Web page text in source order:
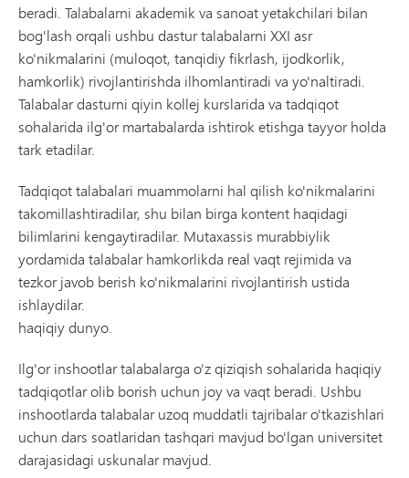
beradi. Talabalarni akademik va sanoat yetakchilari bilan
bog'lash orqali ushbu dastur talabalarni XXI asr
ko'nikmalarini (muloqot, tanqidiy fikrlash, ijodkorlik,
hamkorlik) rivojlantirishda ilhomlantiradi va yo'naltiradi.
Talabalar dasturni qiyin kollej kurslarida va tadqiqot
sohalarida ilg'or martabalarda ishtirok etishga tayyor holda
tark etadilar.
Tadqiqot talabalari muammolarni hal qilish ko'nikmalarini
takomillashtiradilar, shu bilan birga kontent haqidagi
bilimlarini kengaytiradilar. Mutaxassis murabbiylik
yordamida talabalar hamkorlikda real vaqt rejimida va
tezkor javob berish ko'nikmalarini rivojlantirish ustida
ishlaydilar.
haqiqiy dunyo.
Ilg'or inshootlar talabalarga o'z qiziqish sohalarida haqiqiy
tadqiqotlar olib borish uchun joy va vaqt beradi. Ushbu
inshootlarda talabalar uzoq muddatli tajribalar o'tkazishlari
uchun dars soatlaridan tashqari mavjud bo'lgan universitet
darajasidagi uskunalar mavjud.